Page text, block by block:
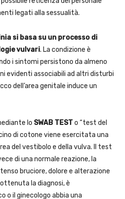
legati alla sessualità.
si basa su un processo di
vulvari. La condizione è
i sintomi persistono da almeno
evidenti associabili ad altri disturbi
dell’area genitale induce un
lo SWAB TESTo “test del
di cotone viene esercitata una
del vestibolo e della vulva. Il test
di una normale reazione, la
bruciore, dolore e alterazione
la diagnosi, è
o il ginecologo abbia una